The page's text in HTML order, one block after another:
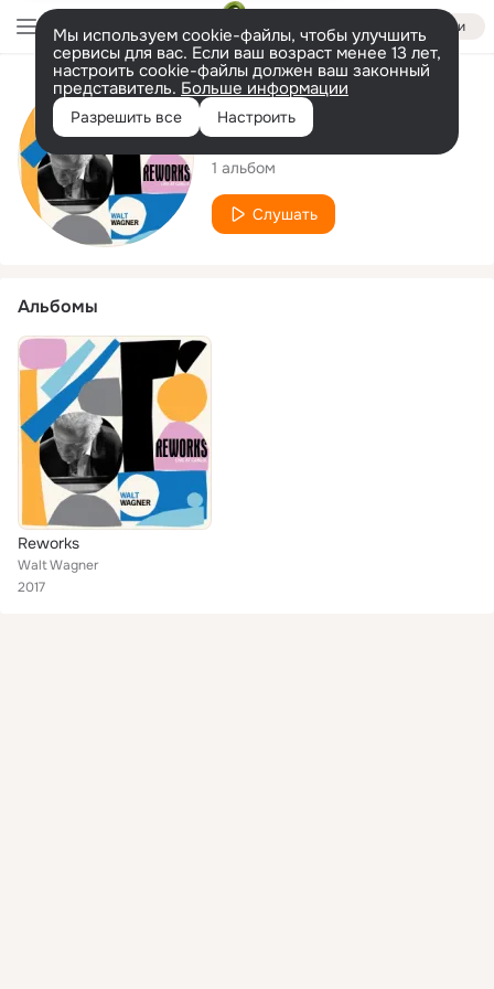
Войти
Мы используем cookie-файлы, чтобы улучшить
сервисы для вас. Если ваш возраст менее 13 лет,
настроить cookie-файлы должен ваш законный
представитель. Больше информации
Разрешить все Настроить
Исполнитель
Walt Wagner
1 альбом
Слушать
Альбомы
Reworks
Walt Wagner
2017